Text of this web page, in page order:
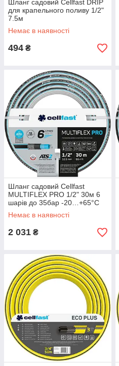
Шланг садовий Cellfast DRIP
для крапельного поливу 1/2"
7.5м
Немає в наявності
494 ₴
Шланг садовий Cellfast
MULTIFLEX PRO 1/2" 30м 6
шарів до 35бар -20…+65°C
Немає в наявності
2 031 ₴